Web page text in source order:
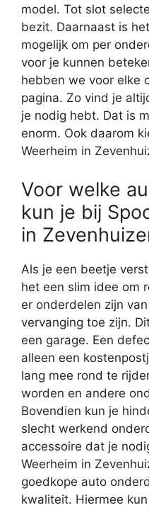
model. Tot slot
bezit. Daarnaast is
mogelijk om per
voor je kunnen
hebben we voor elke
pagina. Zo vind je
je nodig hebt. Dat is
enorm. Ook daarom
Weerheim in
Voor welke
kun je bij
in
Als je een beetje
het een slim idee om
er onderdelen zijn
vervanging toe zijn.
een garage. Een
alleen een
lang mee rond te
worden en andere
Bovendien kun je
slecht werkend
accessoire dat je
Weerheim in
goedkope auto
kwaliteit. Hiermee